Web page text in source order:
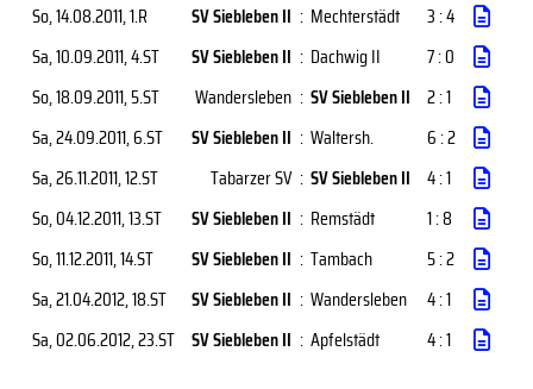
So, 14.08.2011, 1.R SV Siebleben II : Mechterstädt
3 : 4
Sa, 10.09.2011, 4.ST SV Siebleben II : Dachwig II
7 : 0
So, 18.09.2011, 5.ST Wandersleben : SV Siebleben II 2 : 1
Sa, 24.09.2011, 6.ST SV Siebleben II : Waltersh.
6 : 2
Sa, 26.11.2011, 12.ST Tabarzer SV : SV Siebleben II 4 : 1
So, 04.12.2011, 13.ST SV Siebleben II : Remstädt
1 : 8
So, 11.12.2011, 14.ST SV Siebleben II : Tambach
5 : 2
Sa, 21.04.2012, 18.ST SV Siebleben II : Wandersleben
4 : 1
Sa, 02.06.2012, 23.ST SV Siebleben II : Apfelstädt 4 : 1